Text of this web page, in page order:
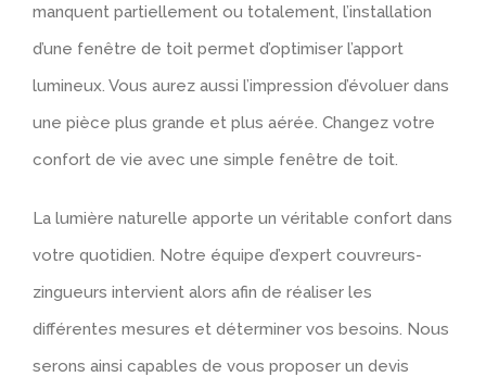
manquent partiellement ou totalement, l’installation
d’une fenêtre de toit permet d’optimiser l’apport
lumineux. Vous aurez aussi l’impression d’évoluer dans
une pièce plus grande et plus aérée. Changez votre
confort de vie avec une simple fenêtre de toit.
La lumière naturelle apporte un véritable confort dans
votre quotidien. Notre équipe d’expert couvreurs-
zingueurs intervient alors afin de réaliser les
différentes mesures et déterminer vos besoins. Nous
serons ainsi capables de vous proposer un devis